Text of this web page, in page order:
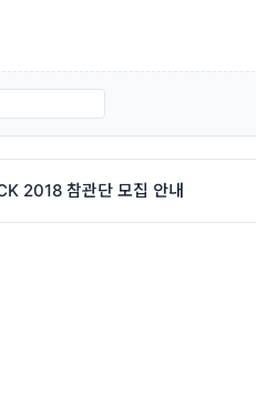
2018 참관단 모집 안내